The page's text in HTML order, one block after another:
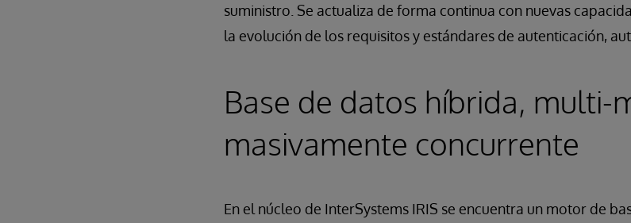
suministro. Se actualiza de forma continua con nuevas
la evolución de los requisitos y estándares de autenticación,
Base de datos híbrida, multi-
masivamente concurrente
En el núcleo de InterSystems IRIS se encuentra un motor de